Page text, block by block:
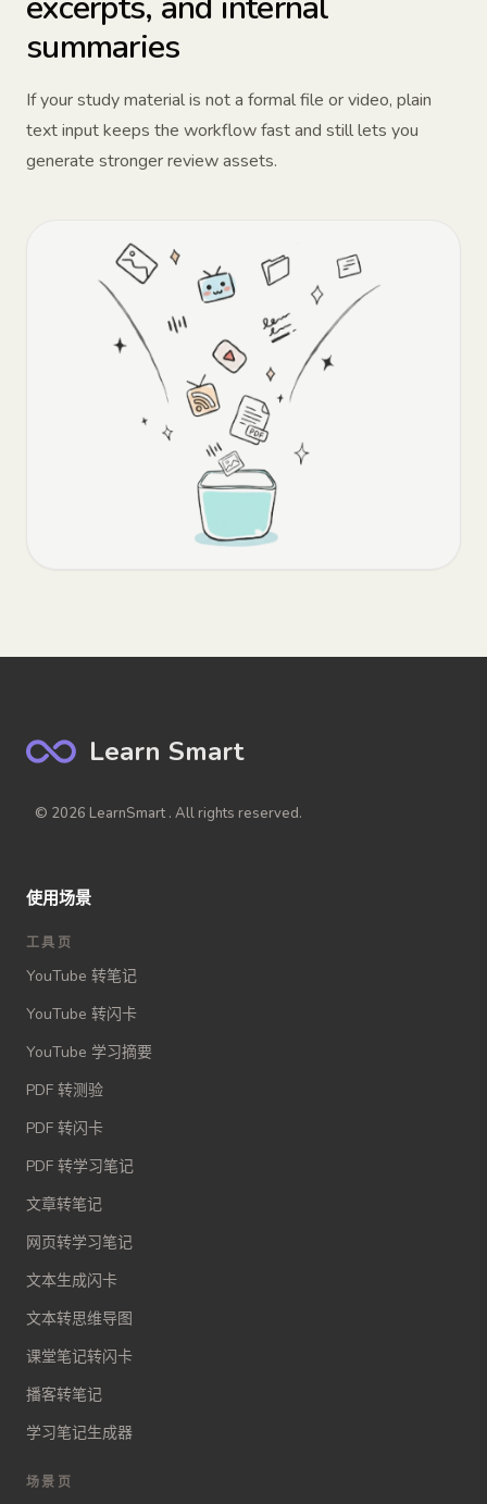
summaries
If your study material is not a formal file or video, plain
text input keeps the workflow fast and still lets you
generate stronger review assets.
Learn Smart
© 2026 LearnSmart . All rights reserved.
使用场景
工具页
YouTube 转笔记
YouTube 转闪卡
YouTube 学习摘要
PDF 转测验
PDF 转闪卡
PDF 转学习笔记
文章转笔记
网页转学习笔记
文本生成闪卡
文本转思维导图
课堂笔记转闪卡
播客转笔记
学习笔记生成器
场景页